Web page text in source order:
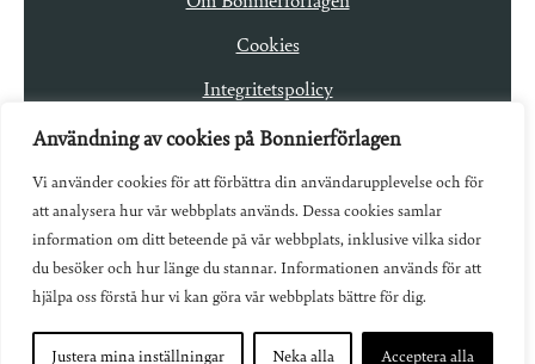
Användning av cookies på Bonnierförlagen
Vi använder cookies för att förbättra din användarupplevelse och för
att analysera hur vår webbplats används. Dessa cookies samlar
information om ditt beteende på vår webbplats, inklusive vilka sidor
du besöker och hur länge du stannar. Informationen används för att
hjälpa oss förstå hur vi kan göra vår webbplats bättre för dig.
Justera mina inställningar Neka alla Acceptera alla
Cookies
Integritetspolicy